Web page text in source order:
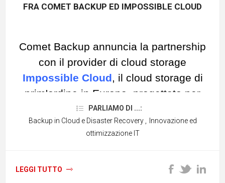
FRA COMET BACKUP ED IMPOSSIBLE CLOUD
Comet Backup annuncia la partnership
con il provider di cloud storage
Impossible Cloud, il cloud storage di
prim'ordine in Europa, progettato per
fornire alle aziende un'archiviazione dei
dati sicura,scalabileedeconomica.
sapere su Impossible Cloud
PARLIAMO DI ...:
Backup in Cloud e Disaster Recovery ,
Innovazione ed
ottimizzazione IT
LEGGI TUTTO